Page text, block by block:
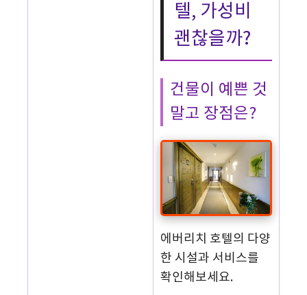
텔, 가성비
괜찮을까?
건물이 예쁜 것
말고 장점은?
에버리치 호텔의 다양
한 시설과 서비스를
확인해보세요.